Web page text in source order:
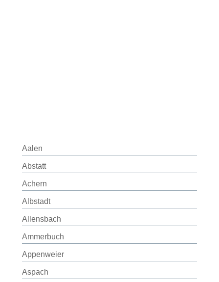
Aalen
Abstatt
Achern
Albstadt
Allensbach
Ammerbuch
Appenweier
Aspach